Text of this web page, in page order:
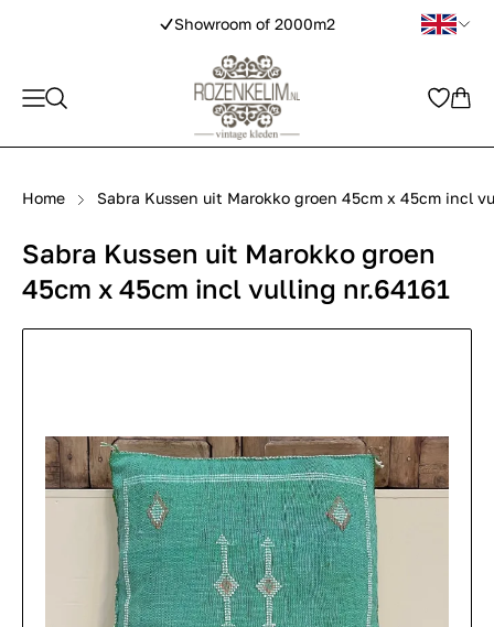
Showroom of 2000m2
Home Sabra Kussen uit Marokko groen 45cm x 45cm incl
Sabra Kussen uit Marokko groen
45cm x 45cm incl vulling nr.64161